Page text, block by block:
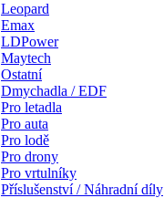
Leopard
Emax
LDPower
Maytech
Ostatní
Dmychadla / EDF
Pro letadla
Pro auta
Pro lodě
Pro drony
Pro vrtulníky
Příslušenství / Náhradní díly